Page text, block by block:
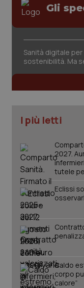
Gli
Sanità digitale
sostenibilità. Ma
I più letti
2027.
tutele
Eclissi
Caldo
corpo
calore”
tracking-
tracking-sites-
_ga